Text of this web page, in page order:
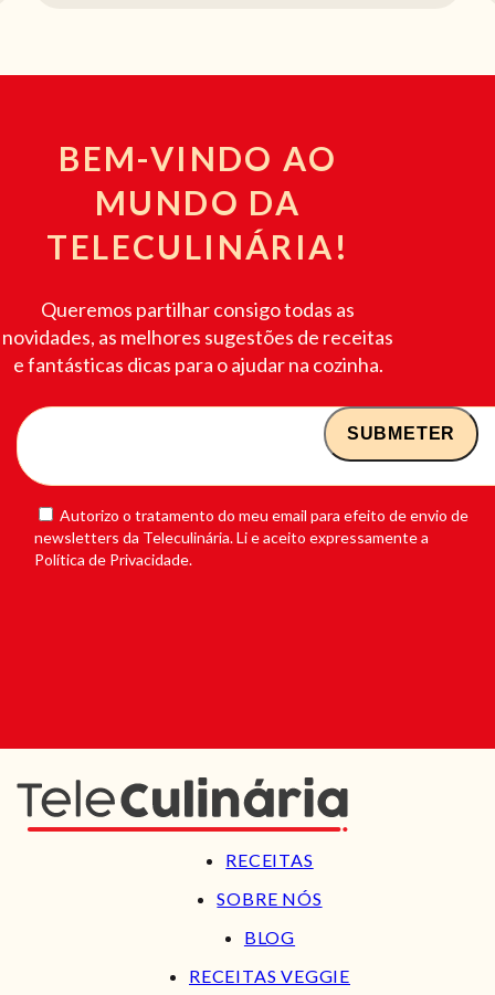
BEM-VINDO AO
MUNDO DA
TELECULINÁRIA!
Queremos partilhar consigo todas as
novidades, as melhores sugestões de receitas
e fantásticas dicas para o ajudar na cozinha.
Autorizo o tratamento do meu email para efeito de envio de
newsletters da Teleculinária. Li e aceito expressamente a
Política de Privacidade.
RECEITAS
SOBRE NÓS
BLOG
RECEITAS VEGGIE